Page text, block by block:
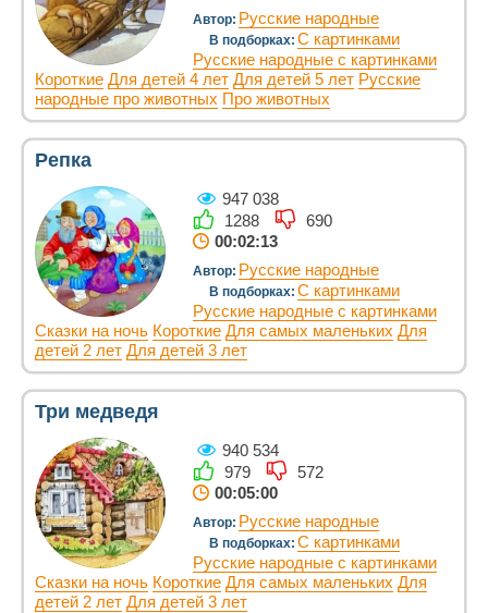
Автор: Русские народные
В подборках: С картинками
Русские народные с картинками
Короткие Для детей 4 лет Для детей 5 лет Русские
народные про животных Про животных
Репка
947 038
1288
690
00:02:13
Автор: Русские народные
В подборках: С картинками
Русские народные с картинками
Сказки на ночь Короткие Для самых маленьких Для
детей 2 лет Для детей 3 лет
Три медведя
940 534
979
572
00:05:00
Автор: Русские народные
В подборках: С картинками
Русские народные с картинками
Сказки на ночь Короткие Для самых маленьких Для
детей 2 лет Для детей 3 лет